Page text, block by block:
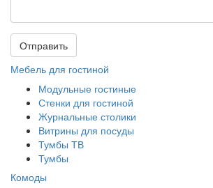
Отправить
Мебель для гостиной
Модульные гостиные
Стенки для гостиной
Журнальные столики
Витрины для посуды
Тумбы ТВ
Тумбы
Комоды